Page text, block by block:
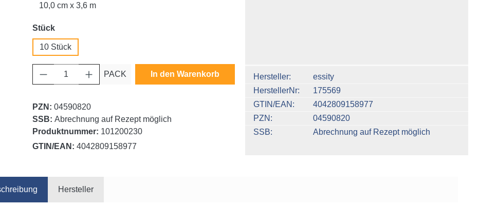
10,0 cm x 3,6 m
Stückauswählen
10 Stück
PACK In den Warenkorb
PZN: 04590820
SSB: Abrechnung auf Rezept möglich
Produktnummer: 101200230
GTIN/EAN: 4042809158977
Hersteller
essity
HerstellerNr
175569
GTIN/EAN
4042809158977
PZN
04590820
SSB
Abrechnung auf Rezept möglich
Hersteller